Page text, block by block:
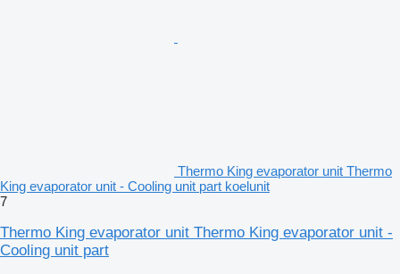
Thermo King evaporator unit Thermo
King evaporator unit - Cooling unit part koelunit
7
Thermo King evaporator unit Thermo King evaporator unit -
Cooling unit part